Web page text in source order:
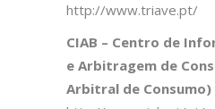
http://www.triave.pt/
CIAB – Centro de
e Arbitragem de
Arbitral de Consumo)